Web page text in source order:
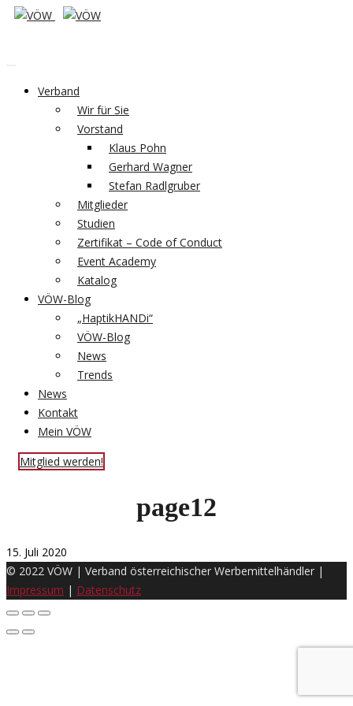
Verband
Wir für Sie
Vorstand
Klaus Pohn
Gerhard Wagner
Stefan Radlgruber
Mitglieder
Studien
Zertifikat – Code of Conduct
Event Academy
Katalog
VÖW-Blog
„HaptikHANDi“
VÖW-Blog
News
Trends
News
Kontakt
Mein VÖW
Mitglied werden!
page12
15. Juli 2020
© 2022 VÖW | Verband österreichischer Werbemittelhändler |
Impressum | Datenschutz